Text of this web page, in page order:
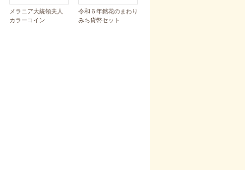
メラニア大統領夫人
カラーコイン
令和６年銘花のまわり
みち貨幣セット